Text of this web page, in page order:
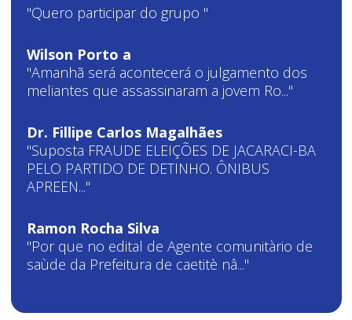
"Quero participar do grupo "
Wilson Porto a
"Amanhã será acontecerá o julgamento dos
meliantes que assassinaram a jovem Ro..."
Dr. Fillipe Carlos Magalhães
"Suposta FRAUDE ELEIÇÕES DE JACARACI-BA
PELO PARTIDO DE DETINHO. ÔNIBUS
APREEN..."
Ramon Rocha Silva
"Por que no edital de Agente comunitàrio de
saùde da Prefeitura de caetitè nâ..."